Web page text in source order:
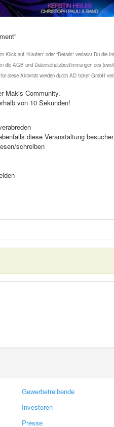
Klick auf "Kaufen" oder "Details" verlässt Du die
die AGB und Datenschutzbestimmungen des
diese Aktivität werden durch AD ticket GmbH
Makis Community.
von 10 Sekunden!
diese Veranstaltung
schreiben
Gewerbetreibende
Investoren
Presse